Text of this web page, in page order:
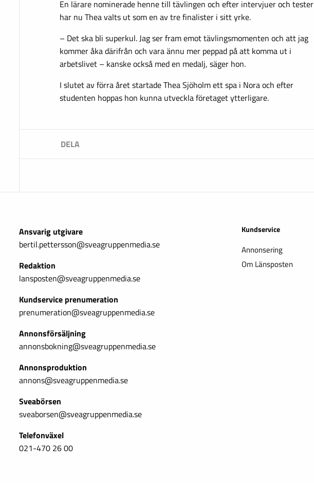
En lärare nominerade henne till tävlingen och efter intervjuer och tester
har nu Thea valts ut som en av tre finalister i sitt yrke.
– Det ska bli superkul. Jag ser fram emot tävlingsmomenten och att jag
kommer åka därifrån och vara ännu mer peppad på att komma ut i
arbetslivet – kanske också med en medalj, säger hon.
I slutet av förra året startade Thea Sjöholm ett spa i Nora och efter
studenten hoppas hon kunna utveckla företaget ytterligare.
Ansvarig utgivare
bertil.pettersson@sveagruppenmedia.se
Redaktion
lansposten@sveagruppenmedia.se
Kundservice prenumeration
prenumeration@sveagruppenmedia.se
Annonsförsäljning
annonsbokning@sveagruppenmedia.se
Annonsproduktion
annons@sveagruppenmedia.se
Sveabörsen
sveaborsen@sveagruppenmedia.se
Telefonväxel
021-470 26 00
Kundservice
Annonsering
Om Länsposten